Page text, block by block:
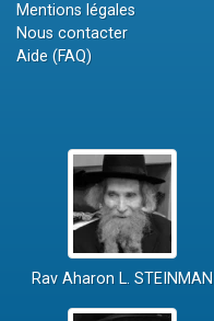
Mentions légales
Nous contacter
Aide (FAQ)
Rav Aharon L. STEINMAN